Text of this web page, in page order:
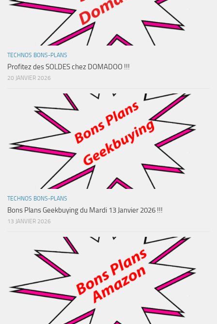
TECHNOS BONS-PLANS
Profitez des SOLDES chez DOMADOO !!!
20 JANVIER 2026
TECHNOS BONS-PLANS
Bons Plans Geekbuying du Mardi 13 Janvier 2026 !!!
13 JANVIER 2026